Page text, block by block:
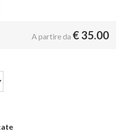
A partire da €35.00